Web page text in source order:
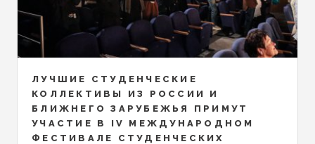
ЛУЧШИЕ СТУДЕНЧЕСКИЕ
КОЛЛЕКТИВЫ ИЗ РОССИИ И
БЛИЖНЕГО ЗАРУБЕЖЬЯ ПРИМУТ
УЧАСТИЕ В IV МЕЖДУНАРОДНОМ
ФЕСТИВАЛЕ СТУДЕНЧЕСКИХ